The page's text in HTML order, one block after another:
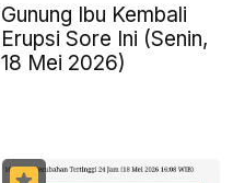
Gunung Ibu Kembali
Erupsi Sore Ini (Senin,
18 Mei 2026)